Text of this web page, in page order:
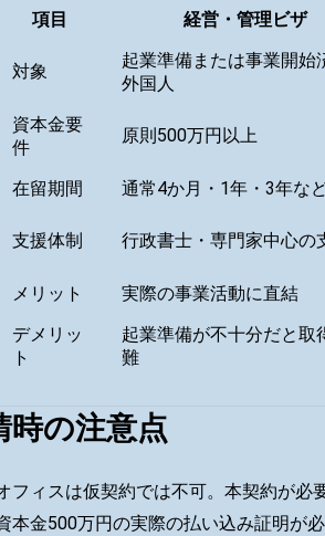
項目 経営・管理ビザ
対象
起業準備または事業開始
外国人
資本金要
件
原則500万円以上
在留期間
通常4か月・1年・3年な
支援体制 行政書士・専門家中心の
メリット
実際の事業活動に直結
デメリッ
ト
起業準備が不十分だと取
難
時の注意点
フィスは仮契約では不可。本契約が必
本金500万円の実際の払い込み証明が